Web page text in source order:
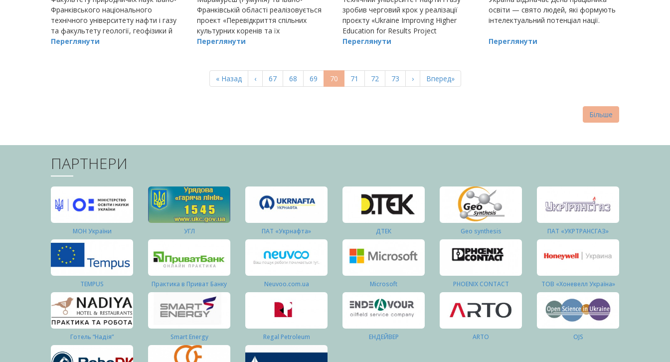
Франківського національного
технічного університету нафти і газу
та факультету геології, геофізики й
охорони навколишнього середовища
Переглянути
Франківській області реалізовується
проект «Перевідкриття спільних
культурних коренів та їх
оцифровування для майбутніх
Переглянути
зробив черговий крок у реалізації
проєкту «Ukraine Improving Higher
Education for Results Project
(UIHERP)», який впроваджується МОН
Переглянути
освіти — свято людей, які формують
інтелектуальний потенціал нації.
Переглянути
Перша
сторінка
« Назад
Попередня
сторінка
‹ Page
67 Page
68 Page
69
Поточна
сторінка
70 Page
71 Page
72 Page
73
Наступна
сторінка
›
Остання
сторінка
Вперед»
Більше
ПАРТНЕРИ
МОН України УГЛ ПАТ «Укрнафта» ДТЕК Geo synthesis ПАТ «УКРТРАНСГАЗ»
TEMPUS Практика в Приват Банку Neuvoo.com.ua Microsoft PHOENIX CONTACT ТОВ «Хоневелл Україна»
Готель “Надія” Smart Energy Regal Petroleum ЕНДЕЙВЕР ARTO OJS